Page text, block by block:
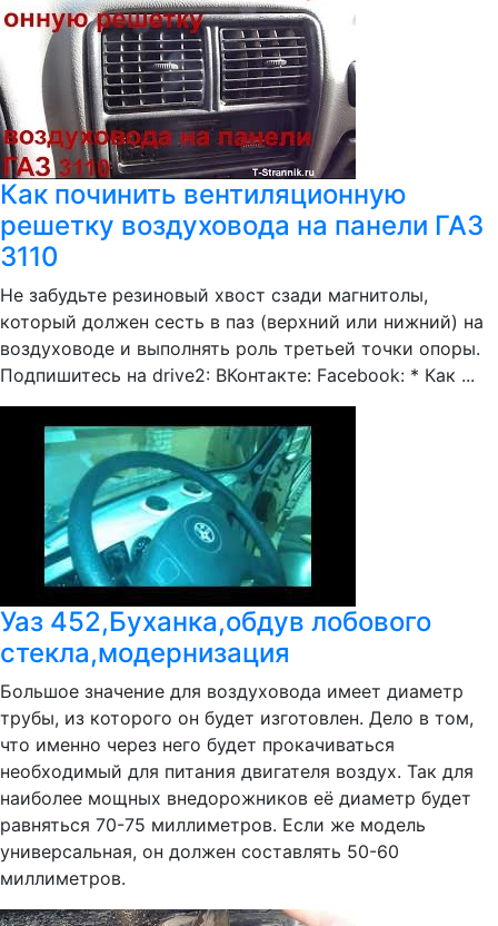
Как починить вентиляционную
решетку воздуховода на панели ГАЗ
3110
Не забудьте резиновый хвост сзади магнитолы,
который должен сесть в паз (верхний или нижний) на
воздуховоде и выполнять роль третьей точки опоры.
Подпишитесь на drive2: ВКонтакте: Facebook: * Как ...
Уаз 452,Буханка,обдув лобового
стекла,модернизация
Большое значение для воздуховода имеет диаметр
трубы, из которого он будет изготовлен. Дело в том,
что именно через него будет прокачиваться
необходимый для питания двигателя воздух. Так для
наиболее мощных внедорожников её диаметр будет
равняться 70-75 миллиметров. Если же модель
универсальная, он должен составлять 50-60
миллиметров.